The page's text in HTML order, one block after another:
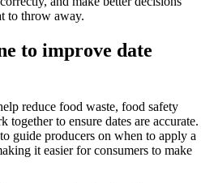
to throw away.
to improve date
reduce food waste, food safety
together to ensure dates are accurate.
guide producers on when to apply a
it easier for consumers to make